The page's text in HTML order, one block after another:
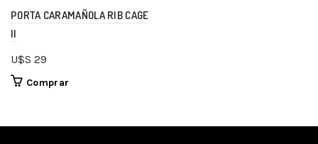
PORTA CARAMAÑOLA RIB CAGE
II
U$S 29
Comprar